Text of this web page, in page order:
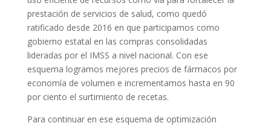
prestación de servicios de salud, como quedó
ratificado desde 2016 en que participamos como
gobierno estatal en las compras consolidadas
lideradas por el IMSS a nivel nacional. Con ese
esquema logramos mejores precios de fármacos por
economía de volumen e incrementamos hasta en 90
por ciento el surtimiento de recetas.
Para continuar en ese esquema de optimización